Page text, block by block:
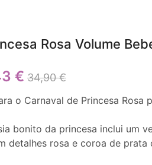
Rosa Volume
€ 34,90 €
o Carnaval de Princesa Rosa
bonito da princesa inclui um
detalhes rosa e coroa de prata